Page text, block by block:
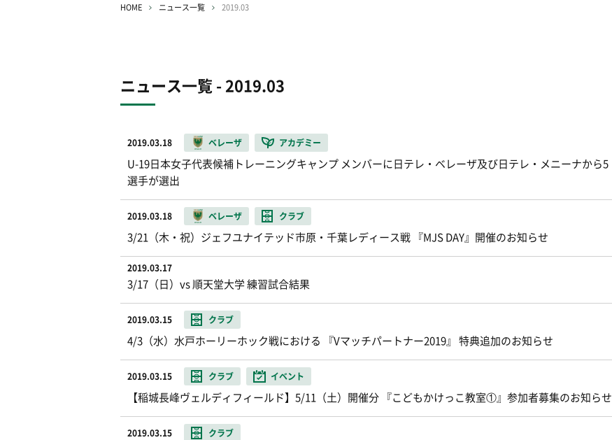
HOME ニュース一覧 2019.03
ニュース一覧 - 2019.03
2019.03.18 ベレーザ アカデミー
U-19日本女子代表候補トレーニングキャンプ メンバーに日テレ・ベレーザ及び日テレ・メニーナから5
選手が選出
2019.03.18 ベレーザ クラブ
3/21（木・祝）ジェフユナイテッド市原・千葉レディース戦 『MJS DAY』開催のお知らせ
2019.03.17
3/17（日）vs 順天堂大学 練習試合結果
2019.03.15 クラブ
4/3（水）水戸ホーリーホック戦における 『Vマッチパートナー2019』 特典追加のお知らせ
2019.03.15 クラブ イベント
【稲城長峰ヴェルディフィールド】5/11（土）開催分 『こどもかけっこ教室①』参加者募集のお知らせ
2019.03.15 クラブ